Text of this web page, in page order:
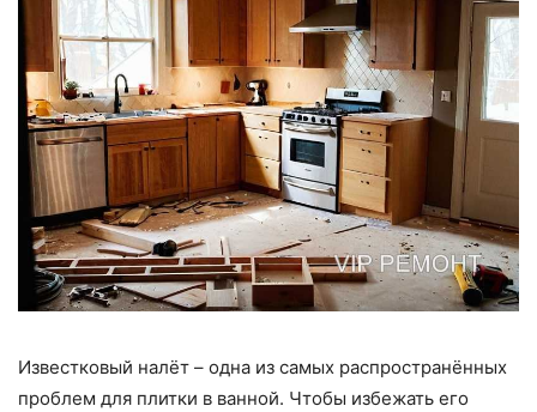
Известковый налёт – одна из самых распространённых
проблем для плитки в ванной. Чтобы избежать его